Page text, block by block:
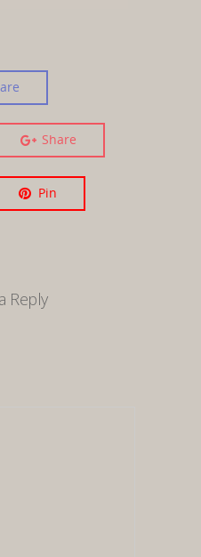
Share
Pin
Reply